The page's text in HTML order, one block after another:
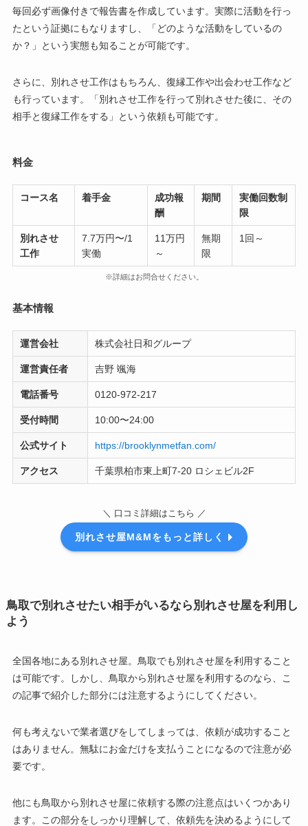
毎回必ず画像付きで報告書を作成しています。実際に活動を行っ
たという証拠にもなりますし、「どのような活動をしているの
か？」という実態も知ることが可能です。
さらに、別れさせ工作はもちろん、復縁工作や出会わせ工作など
も行っています。「別れさせ工作を行って別れさせた後に、その
相手と復縁工作をする」という依頼も可能です。
料金
コース名 着手金
成功報
酬
期間
実働回数制
限
別れさせ
工作
7.7万円〜/1
実働
11万円
～
無期
限
1回～
※詳細はお問合せください。
基本情報
運営会社 株式会社日和グループ
運営責任者 吉野 颯海
電話番号 0120-972-217
受付時間 10:00〜24:00
公式サイト https://brooklynmetfan.com/
アクセス 千葉県柏市東上町7-20 ロシェビル2F
＼ 口コミ詳細はこちら ／
別れさせ屋M&Mをもっと詳しく
鳥取で別れさせたい相手がいるなら別れさせ屋を利用し
よう
全国各地にある別れさせ屋。鳥取でも別れさせ屋を利用すること
は可能です。しかし、鳥取から別れさせ屋を利用するのなら、こ
の記事で紹介した部分には注意するようにしてください。
何も考えないで業者選びをしてしまっては、依頼が成功すること
はありません。無駄にお金だけを支払うことになるので注意が必
要です。
他にも鳥取から別れさせ屋に依頼する際の注意点はいくつかあり
ます。この部分をしっかり理解して、依頼先を決めるようにして